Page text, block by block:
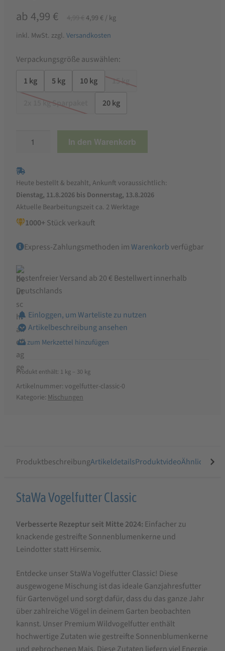
ab 4,99 €
Ursprünglicher
Preis
war:
4,99 € Aktueller
Preis
ist:
/kg
inkl. MwSt. zzgl. Versandkosten
Verpackungsgröße auswählen:
1 kg
5 kg 10 kg
15 kg
2x 15 kg Sparpaket
20 kg
Vogelfutter
Menge
In den Warenkorb
Heute bestellt & bezahlt, Ankunft voraussichtlich:
Dienstag, 11.8.2026 bis Donnerstag, 13.8.2026
Aktuelle Bearbeitungszeit ca. 2 Werktage
1000+Stück verkauft
Express-Zahlungsmethoden imWarenkorb verfügbar
Kostenfreier Versand ab 20 € Bestellwert innerhalb
Deutschlands
Einloggen, um Warteliste zu nutzen
Artikelbeschreibung ansehen
Produkt enthält: 1 kg – 30 kg
Artikelnummer: vogelfutter-classic-0
Kategorie: Mischungen
ProduktbeschreibungArtikeldetailsProduktvideoÄhnliche
Produktbeschreibung
StaWa
Vogelfutter
StaWa Vogelfutter Classic
Verbesserte Rezeptur seit Mitte 2024: Einfacher zu
knackende gestreifte Sonnenblumenkerne und
Leindotter statt Hirsemix.
Entdecke unser StaWa Vogelfutter Classic! Diese
ausgewogene Mischung ist das ideale Ganzjahresfutter
für Gartenvögel und sorgt dafür, dass du das ganze Jahr
über zahlreiche Vögel in deinem Garten beobachten
kannst. Unser Premium Wildvogelfutter enthält
hochwertige Zutaten wie gestreifte Sonnenblumenkerne